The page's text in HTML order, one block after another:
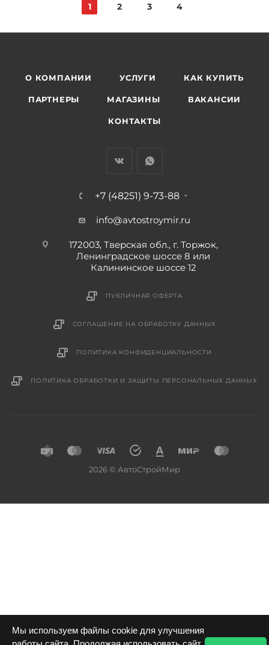
1 2 3 4
О КОМПАНИИ УСЛУГИ КАК КУПИТЬ
ПАРТНЕРЫ МАГАЗИНЫ ВАКАНСИИ
КОНТАКТЫ
+7 (48251) 9-73-88
info@avtostroymir.ru
172003, Тверская обл., г. Торжок,
Ленинградское шоссе 8 или
Калининское шоссе 12
ПУБЛИЧНАЯ ОФЕРТА
СОГЛАШЕНИЕ НА ОБРАБОТКУ ДАННЫХ
ПОЛИТИКА КОНФИДЕНЦИАЛЬНОСТИ
ПОЛИТИКА ОБРАБОТКИ И ЗАЩИТЫ ПЕРСОНАЛЬНЫХ ДАННЫХ
2026 © АвтоСтройМир
Мы используем файлы cookie для улучшения